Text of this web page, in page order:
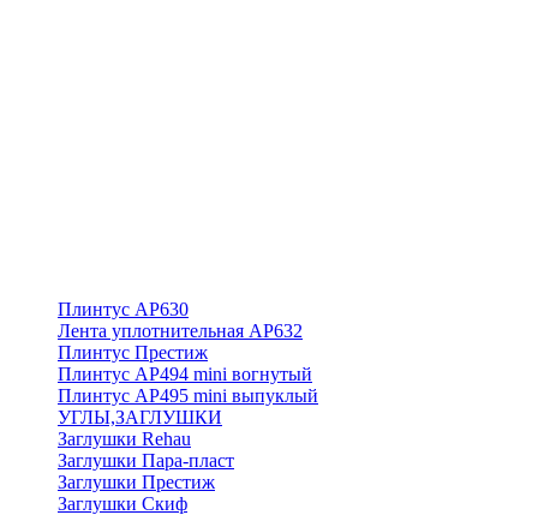
Плинтус АР630
Лента уплотнительная АР632
Плинтус Престиж
Плинтус АР494 mini вогнутый
Плинтус АР495 mini выпуклый
УГЛЫ,ЗАГЛУШКИ
Заглушки Rehau
Заглушки Пара-пласт
Заглушки Престиж
Заглушки Скиф